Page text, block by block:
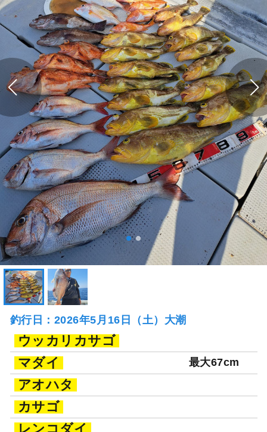
釣行日：2026年5月16日（土）大潮
ウッカリカサゴ
マダイ
最大67cm
アオハタ
カサゴ
レンコダイ